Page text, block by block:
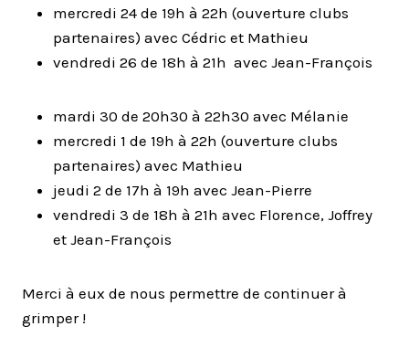
mercredi 24 de 19h à 22h (ouverture clubs
partenaires) avec Cédric et Mathieu
vendredi 26 de 18h à 21h avec Jean-François
mardi 30 de 20h30 à 22h30 avec Mélanie
mercredi 1 de 19h à 22h (ouverture clubs
partenaires) avec Mathieu
jeudi 2 de 17h à 19h avec Jean-Pierre
vendredi 3 de 18h à 21h avec Florence, Joffrey
et Jean-François
Merci à eux de nous permettre de continuer à
grimper !